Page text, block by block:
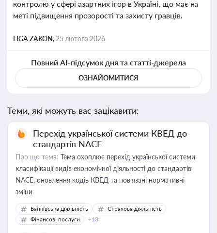
контролю у сфері азартних ігор в Україні, що має на
меті підвищення прозорості та захисту гравців.
LIGA ZAKON, 25 лютого 2026
Повний AI-підсумок дня та статті-джерела
ОЗНАЙОМИТИСЯ
Теми, які можуть вас зацікавити:
Перехід української системи КВЕД до
стандартів NACE
Про що тема: Тема охоплює перехід української системи
класифікації видів економічної діяльності до стандартів
NACE, оновлення кодів КВЕД та пов'язані нормативні
зміни
Банківська діяльність
Страхова діяльність
Фінансові послуги
+13